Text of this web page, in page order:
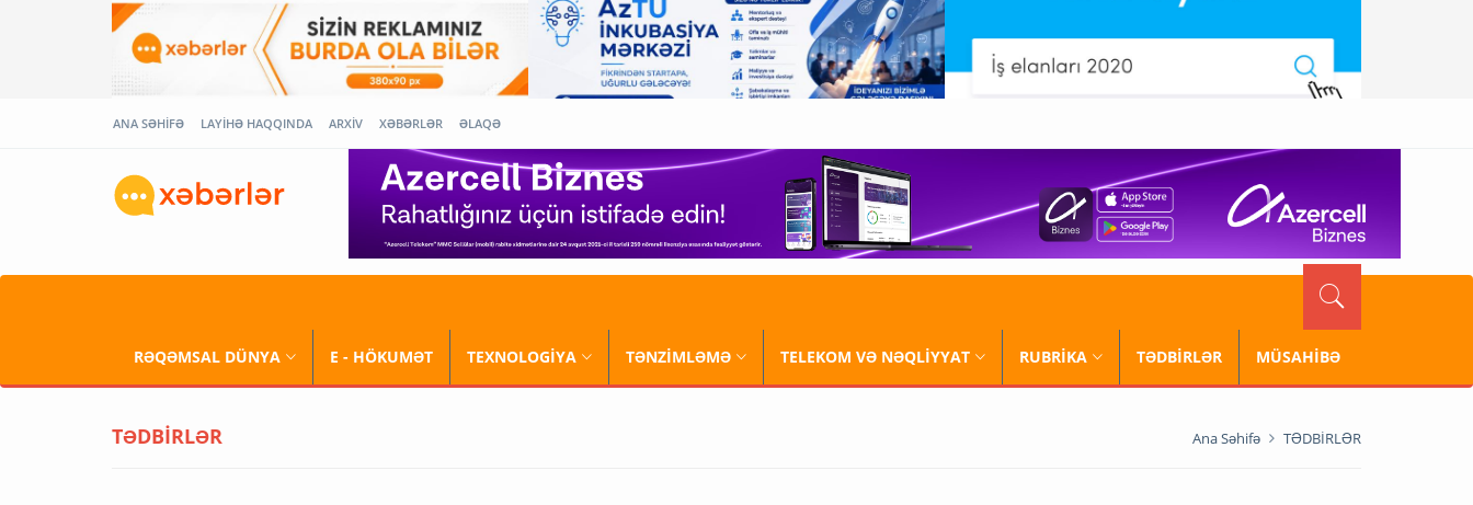
ANA SƏHİFƏ LAYİHƏ HAQQINDA ARXİV XƏBƏRLƏR ƏLAQƏ
RƏQƏMSAL DÜNYA E - HÖKUMƏT TEXNOLOGİYA TƏNZİMLƏMƏ TELEKOM VƏ NƏQLİYYAT RUBRİKA TƏDBİRLƏR MÜSAHİBƏ
TƏDBİRLƏR Ana Səhifə TƏDBİRLƏR